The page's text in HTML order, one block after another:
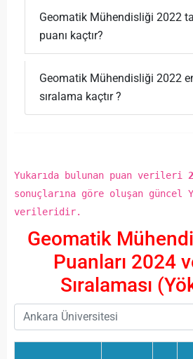
Geomatik Mühendisliği 2022
puanı kaçtır?
Geomatik Mühendisliği 2022
sıralama kaçtır ?
Yukarıda bulunan puan verileri
sonuçlarına göre oluşan güncel
verileridir.
Geomatik
Puanları 2024
Sıralaması